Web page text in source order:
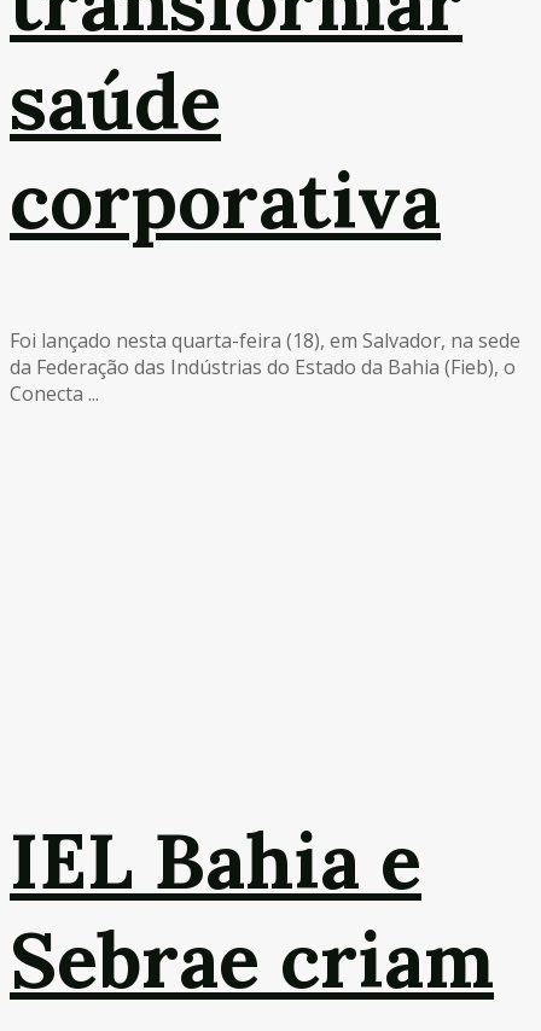
saúde
corporativa
Foi lançado nesta quarta-feira (18), em Salvador, na sede
da Federação das Indústrias do Estado da Bahia (Fieb), o
Conecta ...
IEL Bahia e
Sebrae criam